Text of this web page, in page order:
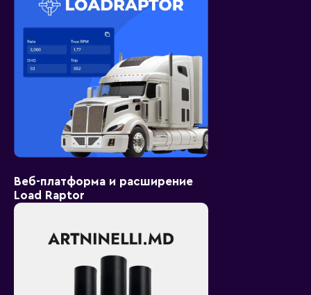
Веб-платформа и расширение
Load Raptor